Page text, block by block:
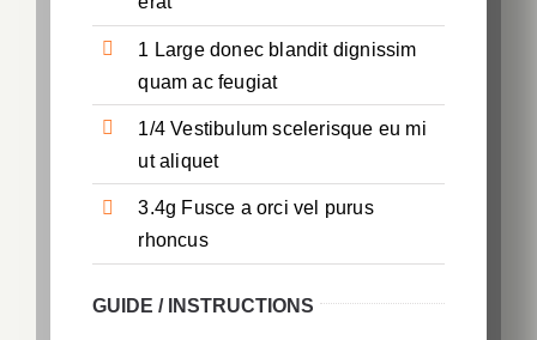
1 Large donec blandit dignissim
quam ac feugiat
1/4 Vestibulum scelerisque eu mi
ut aliquet
3.4g Fusce a orci vel purus
rhoncus
GUIDE / INSTRUCTIONS